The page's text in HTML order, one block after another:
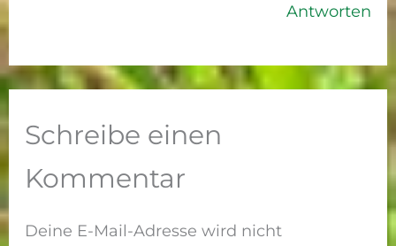
Antworten
Schreibe einen
Kommentar
Deine E-Mail-Adresse wird nicht